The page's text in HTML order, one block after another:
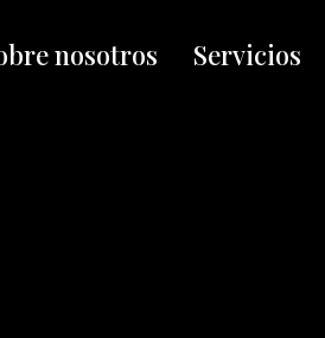
nosotros Servicios